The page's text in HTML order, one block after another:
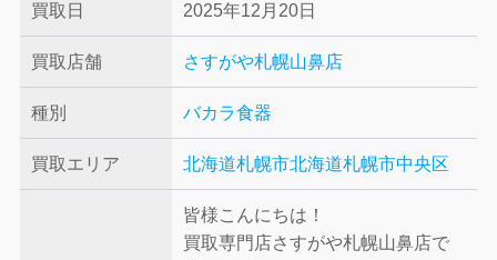
買取日 2025年12月20日
買取店舗 さすがや札幌山鼻店
種別 バカラ食器
買取エリア 北海道札幌市北海道札幌市中央区
皆様こんにちは！
買取専門店さすがや札幌山鼻店で